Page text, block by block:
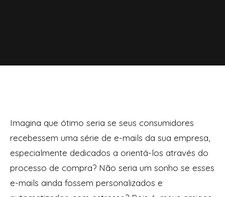
Imagina que ótimo seria se seus consumidores
recebessem uma série de e-mails da sua empresa,
especialmente dedicados a orientá-los através do
processo de compra? Não seria um sonho se esses
e-mails ainda fossem personalizados e